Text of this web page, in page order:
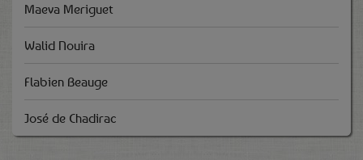
Maeva Meriguet
Walid Nouira
Flabien Beauge
José de Chadirac